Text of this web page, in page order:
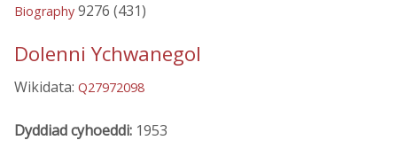
Biography 9276 (431)
Dolenni Ychwanegol
Wikidata: Q27972098
Dyddiad cyhoeddi: 1953